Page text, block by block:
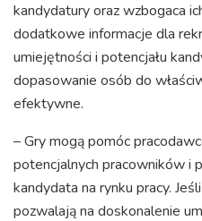
kandydatury oraz wzbogaca
dodatkowe informacje dla
umiejętności i potencjału
dopasowanie osób do
efektywne.
– Gry mogą pomóc
potencjalnych pracowników i
kandydata na rynku pracy.
pozwalają na doskonalenie